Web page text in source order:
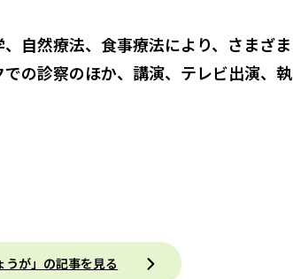
自然療法、食事療法により、さまざま
の診察のほか、講演、テレビ出演、執
うが」の記事を見る